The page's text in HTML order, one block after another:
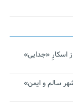
است/ ۱۴ سال بعد از اسکارِ «جدایی»
سالم و ایمن»